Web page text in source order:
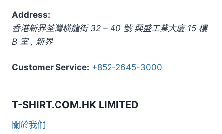
Address:
香港新界荃灣橫龍街 32 – 40 號 興盛工業大廈 15 樓
B 室, 新界
Customer Service: +852-2645-3000
T-SHIRT.COM.HK LIMITED
關於我們